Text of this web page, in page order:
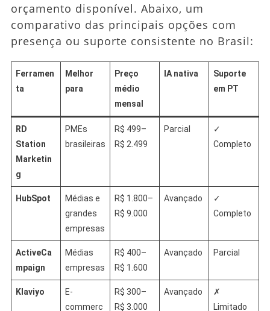
orçamento disponível. Abaixo, um
comparativo das principais opções com
presença ou suporte consistente no Brasil:
Ferramen
ta
Melhor
para
Preço
médio
mensal
IA nativa
Suporte
em PT
RD
Station
Marketin
g
PMEs
brasileiras
R$ 499–
R$ 2.499
Parcial
✓
Completo
HubSpot
Médias e
grandes
empresas
R$ 1.800–
R$ 9.000
Avançado
✓
Completo
ActiveCa
mpaign
Médias
empresas
R$ 400–
R$ 1.600
Avançado Parcial
Klaviyo
E-
commerc
R$ 300–
R$ 3.000
Avançado
✗
Limitado